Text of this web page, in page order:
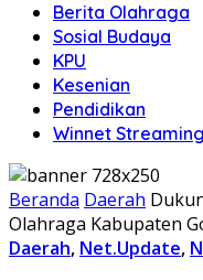
Berita Olahraga
Sosial Budaya
KPU
Kesenian
Pendidikan
Winnet Streaming
Beranda Daerah
Olahraga Kabupaten
Daerah, Net.Update,